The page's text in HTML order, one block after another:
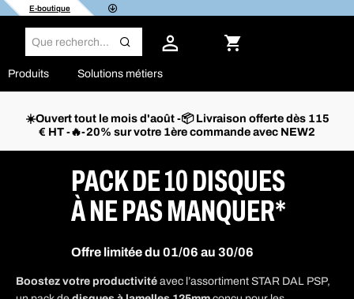
E-boutique
Produits Solutions métiers
☀️Ouvert tout le mois d'août -📦 Livraison offerte dès 115
€ HT -🔥-20% sur votre 1ère commande avec NEW2
PACK DE 10 DISQUES
À NE PAS MANQUER*
Offre limitée du 01/06 au 30/06
Boostez votre productivité avec l’assortiment STAR DAL PSP,